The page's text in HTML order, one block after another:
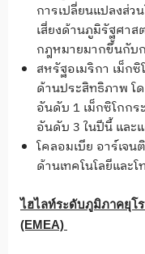
การเปลี่ยนแปลงส่ว
เสี่ยงด้านภูมิรัฐศา
กฎหมายมากขึ้นกับ
สหรัฐอเมริกา เม็ก
ด้านประสิทธิภาพ โ
อันดับ 1 เม็กซิโกก
อันดับ 3 ในปีนี้ และ
โคลอมเบีย อาร์เจ
ด้านเทคโนโลยีและ
ไฮไลท์ระดับภูมิภาคยุโ
(EMEA)